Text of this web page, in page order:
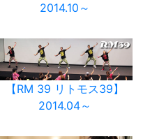
2014.10～
【RM 39 リトモス39】
2014.04～